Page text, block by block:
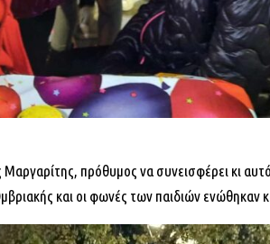
πρόθυμος να συνεισφέρει κι
και οι φωνές των παιδιών